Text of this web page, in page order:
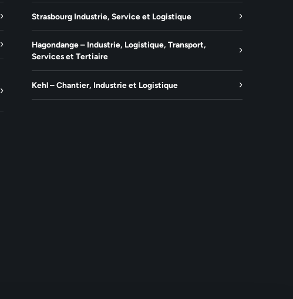
Strasbourg Industrie, Service et Logistique
Hagondange – Industrie, Logistique, Transport,
Services et Tertiaire
Kehl – Chantier, Industrie et Logistique